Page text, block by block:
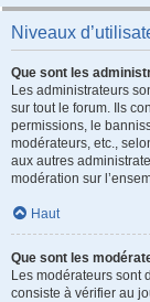
Niveaux
Que sont les
Les administrateurs
sur tout le forum. Ils
permissions, le
modérateurs, etc.,
aux autres
modération sur
Haut
Que sont les
Les modérateurs sont
consiste à vérifier au